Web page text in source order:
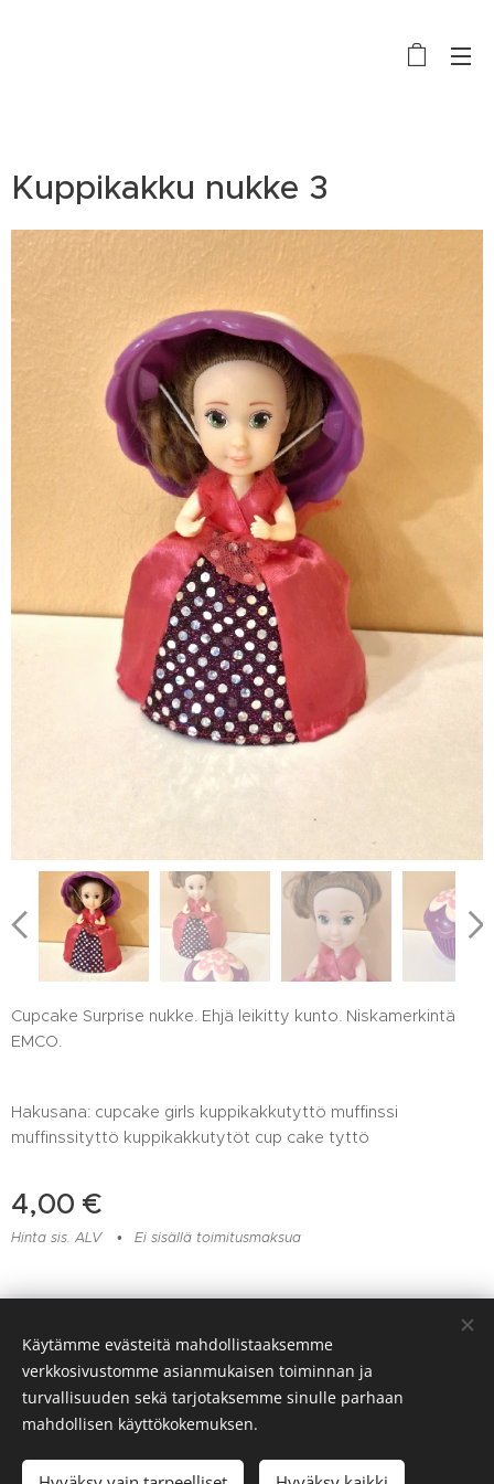
Kuppikakku nukke 3
Cupcake Surprise nukke. Ehjä leikitty kunto. Niskamerkintä
EMCO.
Hakusana: cupcake girls kuppikakkutyttö muffinssi
muffinssityttö kuppikakkutytöt cup cake tyttö
4,00 €
Hinta sis. ALV Ei sisällä toimitusmaksua
Lisää ostoskoriin
Lelu- ja muovikorjaamo Huomentamuovi, Viitaankulmantie 373,
Ylöjärvi, 045 217 6604
Evästeet
Käytämme evästeitä mahdollistaaksemme
verkkosivustomme asianmukaisen toiminnan ja
turvallisuuden sekä tarjotaksemme sinulle parhaan
mahdollisen käyttökokemuksen.